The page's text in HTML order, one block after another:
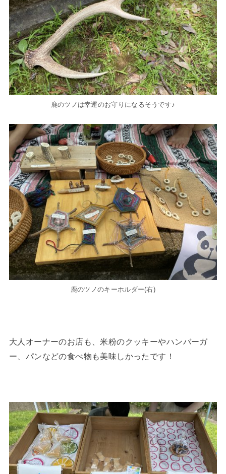
鹿のツノは幸運のお守りになるそうです♪
鹿のツノのキーホルダー(右)
大人オーナーのお店も、米粉のクッキーやハンバーガ
ー、パンなどの食べ物も美味しかったです！